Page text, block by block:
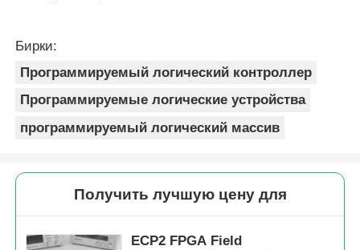
Бирки:
Программируемый логический контроллер
Программируемые логические устройства
программируемый логический массив
Получить лучшую цену для
ECP2 FPGA Field